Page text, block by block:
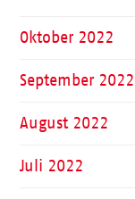
Oktober 2022
September 2022
August 2022
Juli 2022